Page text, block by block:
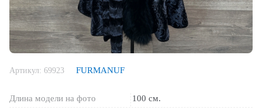
Артикул: 69923 FURMANUF
Длина модели на фото 100 см.